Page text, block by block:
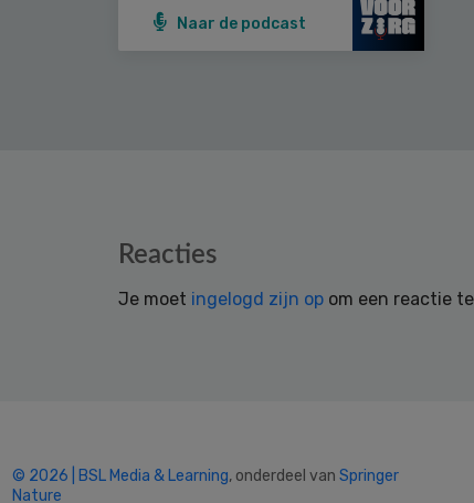
Naar de podcast
Reacties
Je moet ingelogd zijn op om een reactie
© 2026 | BSL Media & Learning, onderdeel van Springer
Nature